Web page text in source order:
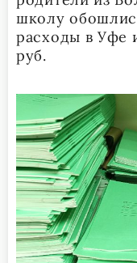
школу
расходы в Уфе
руб.